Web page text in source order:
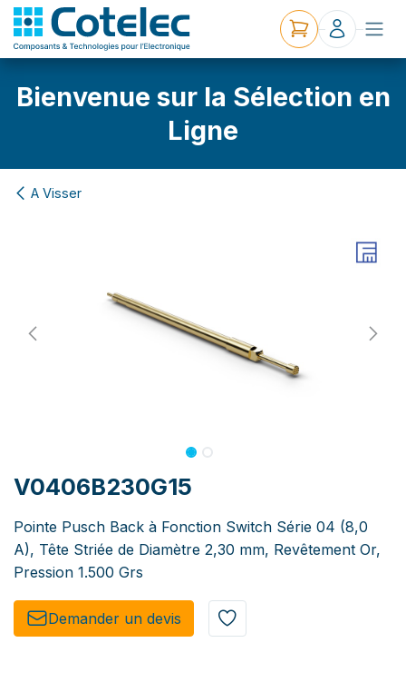
Bienvenue sur la Sélection en
Ligne
A Visser
V0406B230G15
Pointe Pusch Back à Fonction Switch Série 04 (8,0
A), Tête Striée de Diamètre 2,30 mm, Revêtement Or,
Pression 1.500 Grs
Demander un de​​vis​​